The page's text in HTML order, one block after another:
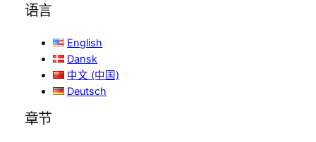
语言
English
Dansk
中文 (中国)
Deutsch
章节